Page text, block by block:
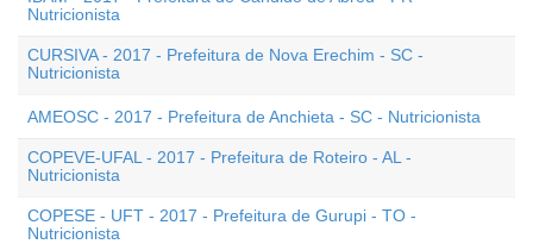
Nutricionista
CURSIVA - 2017 - Prefeitura de Nova Erechim - SC -
Nutricionista
AMEOSC - 2017 - Prefeitura de Anchieta - SC - Nutricionista
COPEVE-UFAL - 2017 - Prefeitura de Roteiro - AL -
Nutricionista
COPESE - UFT - 2017 - Prefeitura de Gurupi - TO -
Nutricionista